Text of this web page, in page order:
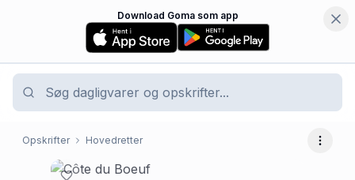
Download Goma som app
Opskrifter Hovedretter Flere